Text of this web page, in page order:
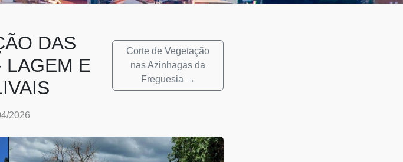
DAS
LAGEM E
Corte de Vegetação
nas Azinhagas da
Freguesia →
2026